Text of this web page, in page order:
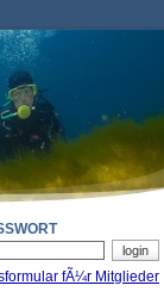
fÃ¼r Mitglieder